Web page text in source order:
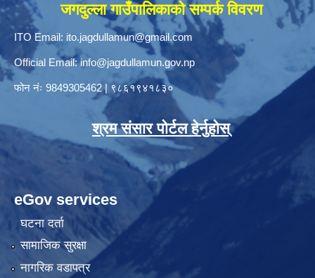
जगदुल्ला गाउँपालिकाको सम्पर्क विवरण
ITO Email: ito.jagdullamun@gmail.com
Official Email:info@jagdullamun.gov.np
फोन नंः 9849305462| ९८६१९४१८३०
श्रम संसार पोर्टल हेर्नुहोस्
eGov services
घटना दर्ता
सामाजिक सुरक्षा
नागरिक वडापत्र